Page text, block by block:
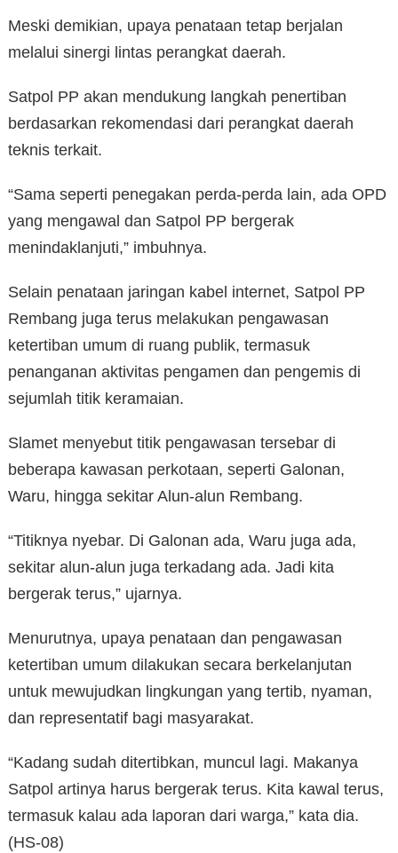
Meski demikian, upaya penataan tetap berjalan
melalui sinergi lintas perangkat daerah.
Satpol PP akan mendukung langkah penertiban
berdasarkan rekomendasi dari perangkat daerah
teknis terkait.
“Sama seperti penegakan perda-perda lain, ada OPD
yang mengawal dan Satpol PP bergerak
menindaklanjuti,” imbuhnya.
Selain penataan jaringan kabel internet, Satpol PP
Rembang juga terus melakukan pengawasan
ketertiban umum di ruang publik, termasuk
penanganan aktivitas pengamen dan pengemis di
sejumlah titik keramaian.
Slamet menyebut titik pengawasan tersebar di
beberapa kawasan perkotaan, seperti Galonan,
Waru, hingga sekitar Alun-alun Rembang.
“Titiknya nyebar. Di Galonan ada, Waru juga ada,
sekitar alun-alun juga terkadang ada. Jadi kita
bergerak terus,” ujarnya.
Menurutnya, upaya penataan dan pengawasan
ketertiban umum dilakukan secara berkelanjutan
untuk mewujudkan lingkungan yang tertib, nyaman,
dan representatif bagi masyarakat.
“Kadang sudah ditertibkan, muncul lagi. Makanya
Satpol artinya harus bergerak terus. Kita kawal terus,
termasuk kalau ada laporan dari warga,” kata dia.
(HS-08)